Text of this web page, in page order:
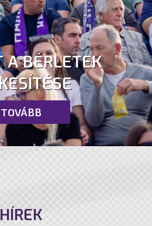
A BÉRLETEK
TOVÁBB
HÍREK